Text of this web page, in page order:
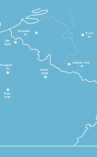
Paris
1h30
Beauvais
1h
Reims
2h45
Lille
2h30
Bruxelles
3h
Bonn
5h
Luxembourg
4h